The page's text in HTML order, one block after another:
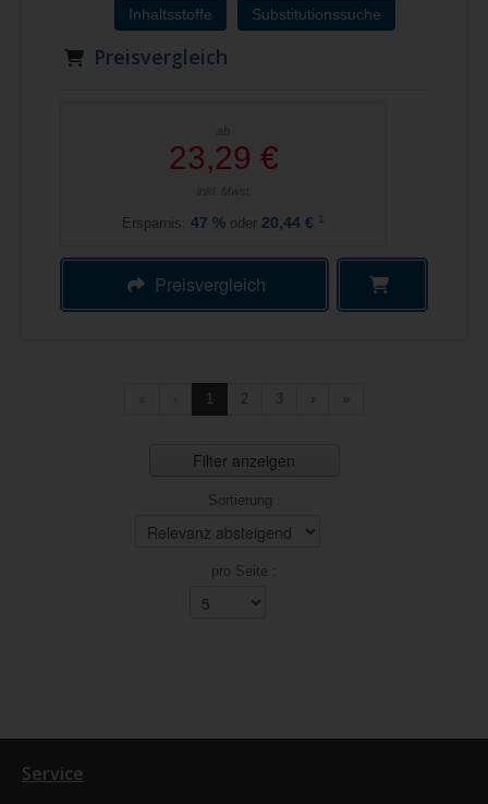
Inhaltsstoffe Substitutionssuche
Preisvergleich
ab
23,29 €
inkl. Mwst
Ersparnis: 47 % oder 20,44 € 1
Preisvergleich
1 2 3 › »
Filter anzeigen
Sortierung :
pro Seite :
Service